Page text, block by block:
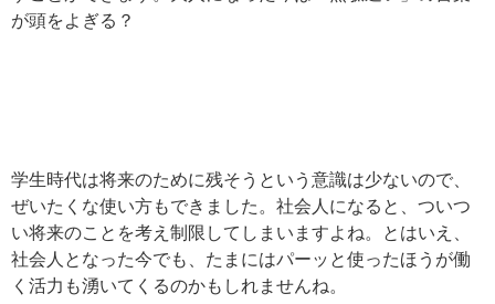
が頭をよぎる？
学生時代は将来のために残そうという意識は少ないので、
ぜいたくな使い方もできました。社会人になると、ついつ
い将来のことを考え制限してしまいますよね。とはいえ、
社会人となった今でも、たまにはパーッと使ったほうが働
く活力も湧いてくるのかもしれませんね。